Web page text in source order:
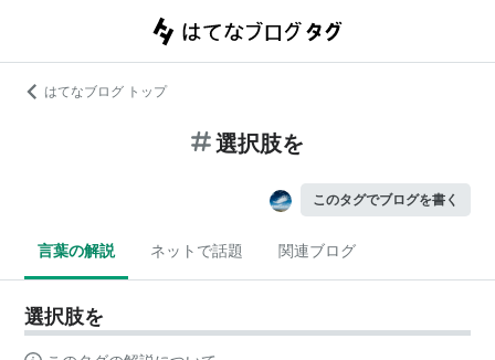
はてなブログ トップ
選択肢を
このタグでブログを書く
言葉の解説 ネットで話題 関連ブログ
選択肢を